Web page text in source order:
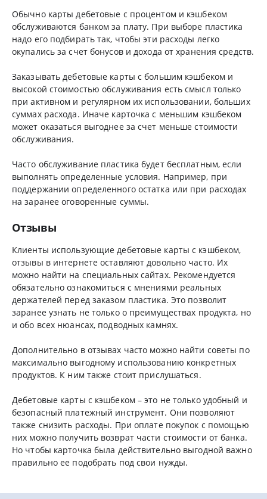
Обычно карты дебетовые с процентом и кэшбеком
обслуживаются банком за плату. При выборе пластика
надо его подбирать так, чтобы эти расходы легко
окупались за счет бонусов и дохода от хранения средств.
Заказывать дебетовые карты с большим кэшбеком и
высокой стоимостью обслуживания есть смысл только
при активном и регулярном их использовании, больших
суммах расхода. Иначе карточка с меньшим кэшбеком
может оказаться выгоднее за счет меньше стоимости
обслуживания.
Часто обслуживание пластика будет бесплатным, если
выполнять определенные условия. Например, при
поддержании определенного остатка или при расходах
на заранее оговоренные суммы.
Отзывы
Клиенты использующие дебетовые карты с кэшбеком,
отзывы в интернете оставляют довольно часто. Их
можно найти на специальных сайтах. Рекомендуется
обязательно ознакомиться с мнениями реальных
держателей перед заказом пластика. Это позволит
заранее узнать не только о преимуществах продукта, но
и обо всех нюансах, подводных камнях.
Дополнительно в отзывах часто можно найти советы по
максимально выгодному использованию конкретных
продуктов. К ним также стоит прислушаться.
Дебетовые карты с кэшбеком – это не только удобный и
безопасный платежный инструмент. Они позволяют
также снизить расходы. При оплате покупок с помощью
них можно получить возврат части стоимости от банка.
Но чтобы карточка была действительно выгодной важно
правильно ее подобрать под свои нужды.